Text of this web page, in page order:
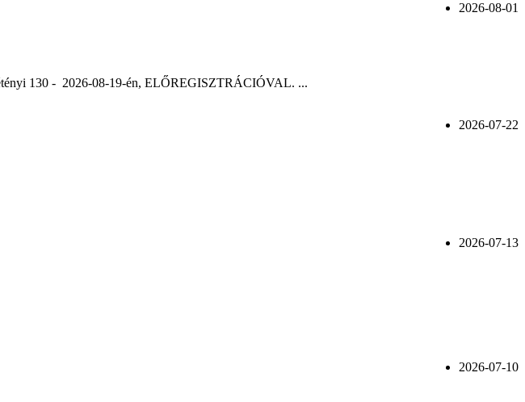
2026-08-01
130 - 2026-08-19-én, ELŐREGISZTRÁCIÓVAL. ...
2026-07-22
2026-07-13
2026-07-10